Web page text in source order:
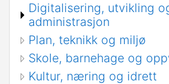
Digitalisering, utvikling
administrasjon
Plan, teknikk og miljø
Skole, barnehage og
Kultur, næring og idrett